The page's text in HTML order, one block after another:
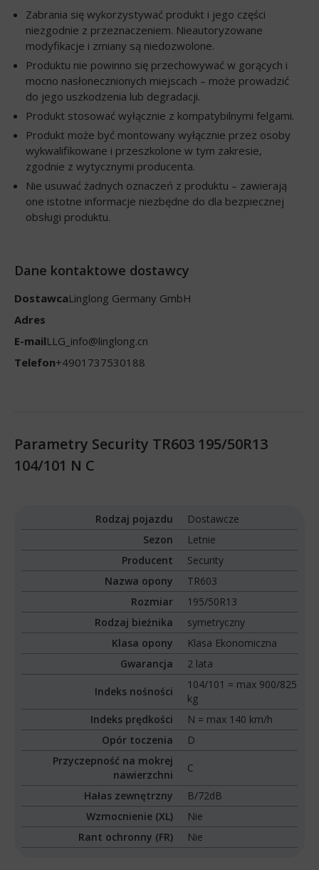
Zabrania się wykorzystywać produkt i jego części
niezgodnie z przeznaczeniem. Nieautoryzowane
modyfikacje i zmiany są niedozwolone.
Produktu nie powinno się przechowywać w gorących i
mocno nasłonecznionych miejscach – może prowadzić
do jego uszkodzenia lub degradacji.
Produkt stosować wyłącznie z kompatybilnymi felgami.
Produkt może być montowany wyłącznie przez osoby
wykwalifikowane i przeszkolone w tym zakresie,
zgodnie z wytycznymi producenta.
Nie usuwać żadnych oznaczeń z produktu – zawierają
one istotne informacje niezbędne do dla bezpiecznej
obsługi produktu.
Dane kontaktowe dostawcy
DostawcaLinglong Germany GmbH
Adres
E-mailLLG_info@linglong.cn
Telefon+4901737530188
Parametry Security TR603 195/50R13
104/101 N C
Rodzaj pojazdu
Dostawcze
Sezon
Letnie
Producent
Security
Nazwa opony
TR603
Rozmiar
195/50R13
Rodzaj bieżnika
symetryczny
Klasa opony
Klasa Ekonomiczna
Gwarancja
2 lata
Indeks nośności
104/101 = max 900/825
kg
Indeks prędkości
N = max 140 km/h
Opór toczenia
D
Przyczepność na mokrej
nawierzchni
C
Hałas zewnętrzny
B/72dB
Wzmocnienie (XL)
Nie
Rant ochronny (FR)
Nie